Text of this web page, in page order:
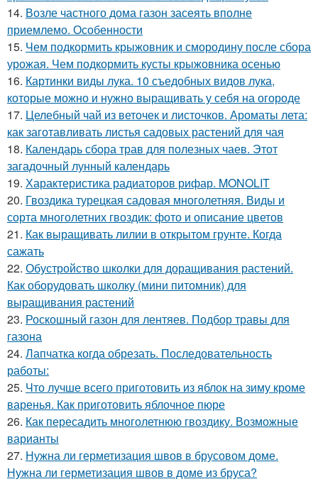
14. Возле частного дома газон засеять вполне
приемлемо. Особенности
15. Чем подкормить крыжовник и смородину после сбора
урожая. Чем подкормить кусты крыжовника осенью
16. Картинки виды лука. 10 съедобных видов лука,
которые можно и нужно выращивать у себя на огороде
17. Целебный чай из веточек и листочков. Ароматы лета:
как заготавливать листья садовых растений для чая
18. Календарь сбора трав для полезных чаев. Этот
загадочный лунный календарь
19. Характеристика радиаторов рифар. MONOLIT
20. Гвоздика турецкая садовая многолетняя. Виды и
сорта многолетних гвоздик: фото и описание цветов
21. Как выращивать лилии в открытом грунте. Когда
сажать
22. Обустройство школки для доращивания растений.
Как оборудовать школку (мини питомник) для
выращивания растений
23. Роскошный газон для лентяев. Подбор травы для
газона
24. Лапчатка когда обрезать. Последовательность
работы:
25. Что лучше всего приготовить из яблок на зиму кроме
варенья. Как приготовить яблочное пюре
26. Как пересадить многолетнюю гвоздику. Возможные
варианты
27. Нужна ли герметизация швов в брусовом доме.
Нужна ли герметизация швов в доме из бруса?